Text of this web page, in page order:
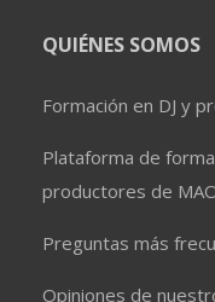
QUIÉNES SOMOS
Formación en DJ y
Plataforma de
productores de
Preguntas más
Opiniones de